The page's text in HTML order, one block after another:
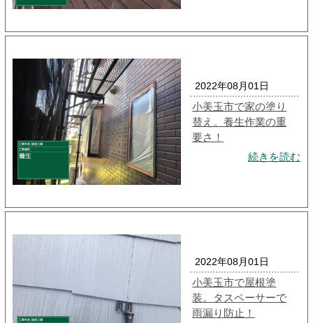
2022年08月01日
小美玉市で家の塗り
替え。養生作業の重
要さ！
続きを読む
2022年08月01日
小美玉市で屋根塗
装。タスペーサーで
雨漏り防止！